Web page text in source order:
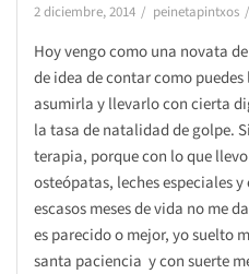
2 diciembre, 2014 peinetapintxos
Hoy vengo como una novata
de idea de contar como
asumirla y llevarlo con cierta
la tasa de natalidad de golpe.
terapia, porque con lo que
osteópatas, leches especiales
escasos meses de vida no me
es parecido o mejor, yo suelto
santa paciencia y con suerte